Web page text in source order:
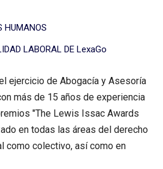
HUMANOS
LABORAL DE LexaGo
ejercicio de Abogacía y Asesoría
más de 15 años de experiencia
"The Lewis Issac Awards
en todas las áreas del derecho
como colectivo, así como en